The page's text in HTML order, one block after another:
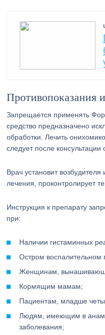
Противопоказания
Запрещается применять
средство предназначено
обработки. Лечить
следует после консультации
Врач установит
лечения, проконтролирует
Инструкция к препарату
при:
Наличии гистаминных
Остром воспалительном
Женщинам,
Кормящим мамам;
Пациентам, младше
Людям, имеющим в
заболевания;